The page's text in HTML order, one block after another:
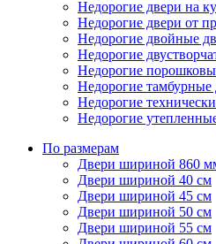
Недорогие двери на
Недорогие двери от
Недорогие двойные
Недорогие
Недорогие
Недорогие тамбурные
Недорогие
Недорогие
По размерам
Двери шириной 860
Двери шириной 40 см
Двери шириной 45 см
Двери шириной 50 см
Двери шириной 55 см